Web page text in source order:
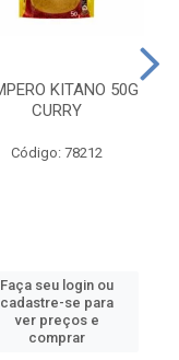
KITANO 50G
CURRY
Código: 78212
Faça seu login ou
cadastre-se para
ver preços e
comprar